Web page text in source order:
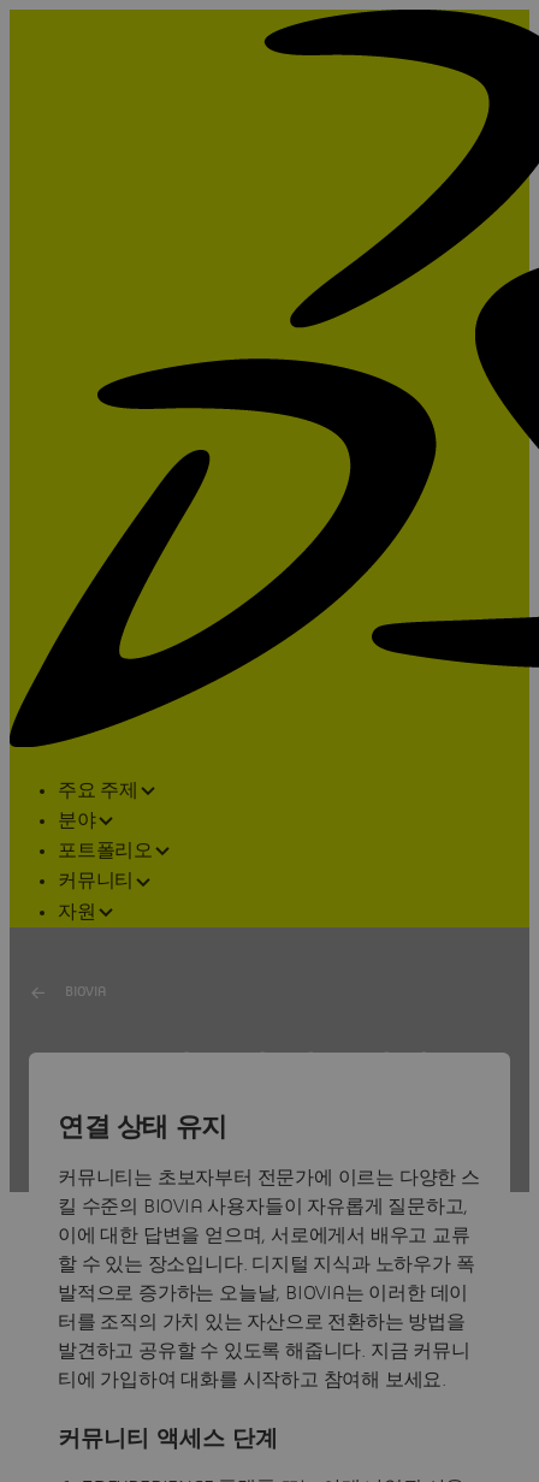
주요 주제
분야
포트폴리오
커뮤니티
자원
BIOVIA
BIOVIA 사용자 커뮤니티
협업, 고취 및 혁신
BIOVIA 전문가에게 문의
연결 상태 유지
커뮤니티는 초보자부터 전문가에 이르는 다양한 스
킬 수준의 BIOVIA 사용자들이 자유롭게 질문하고,
이에 대한 답변을 얻으며, 서로에게서 배우고 교류
할 수 있는 장소입니다. 디지털 지식과 노하우가 폭
발적으로 증가하는 오늘날, BIOVIA는 이러한 데이
터를 조직의 가치 있는 자산으로 전환하는 방법을
발견하고 공유할 수 있도록 해줍니다. 지금 커뮤니
티에 가입하여 대화를 시작하고 참여해 보세요.
커뮤니티 액세스 단계